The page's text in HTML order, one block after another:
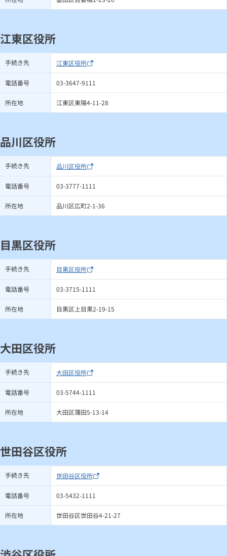
江東区役所
手続き先 江東区役所
電話番号 03-3647-9111
所在地 江東区東陽4-11-28
品川区役所
手続き先 品川区役所
電話番号 03-3777-1111
所在地 品川区広町2-1-36
目黒区役所
手続き先 目黒区役所
電話番号 03-3715-1111
所在地 目黒区上目黒2-19-15
大田区役所
手続き先 大田区役所
電話番号 03-5744-1111
所在地 大田区蒲田5-13-14
世田谷区役所
手続き先 世田谷区役所
電話番号 03-5432-1111
所在地 世田谷区世田谷4-21-27